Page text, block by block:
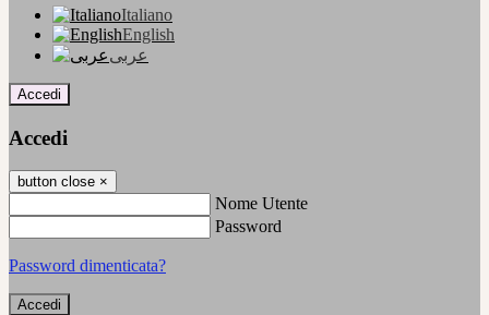
Italiano
English
عربى
Accedi
Accedi
button close ×
Nome Utente
Password
Password dimenticata?